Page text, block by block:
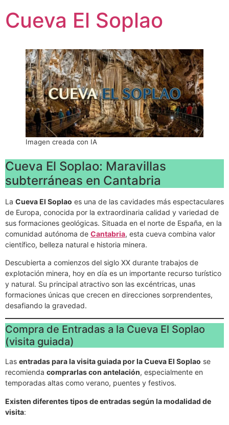
contenido
Cueva El Soplao
Imagen creada con IA
Cueva El Soplao: Maravillas
subterráneas en Cantabria
La Cueva El Soplao es una de las cavidades más espectaculares
de Europa, conocida por la extraordinaria calidad y variedad de
sus formaciones geológicas. Situada en el norte de España, en la
comunidad autónoma de Cantabria, esta cueva combina valor
científico, belleza natural e historia minera.
Descubierta a comienzos del siglo XX durante trabajos de
explotación minera, hoy en día es un importante recurso turístico
y natural. Su principal atractivo son las excéntricas, unas
formaciones únicas que crecen en direcciones sorprendentes,
desafiando la gravedad.
Compra de Entradas a la Cueva El Soplao
(visita guiada)
Las entradas para la visita guiada por la Cueva El Soplao se
recomienda comprarlas con antelación, especialmente en
temporadas altas como verano, puentes y festivos.
Existen diferentes tipos de entradas según la modalidad de
visita: